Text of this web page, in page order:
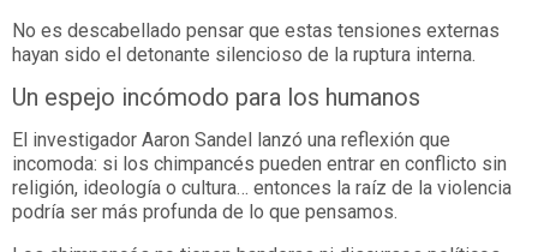
No es descabellado pensar que estas tensiones externas
hayan sido el detonante silencioso de la ruptura interna.
Un espejo incómodo para los humanos
El investigador Aaron Sandel lanzó una reflexión que
incomoda: si los chimpancés pueden entrar en conflicto sin
religión, ideología o cultura… entonces la raíz de la violencia
podría ser más profunda de lo que pensamos.